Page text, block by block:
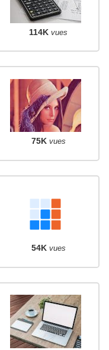
114K vues
75K vues
54K vues